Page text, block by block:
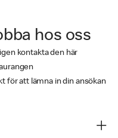
hos oss
kontakta den här
för att lämna in din ansökan